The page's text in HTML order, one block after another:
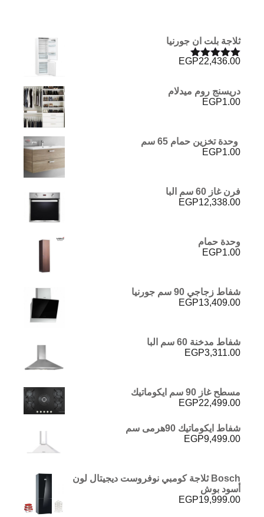
ثلاجة بلت ان جورنيا
تم التقييم EGP22,436.00
دريسنج روم ميدلام
EGP1.00
وحدة تخزين حمام 65 سم
EGP1.00
فرن غاز 60 سم البا
EGP12,338.00
وحدة حمام
EGP1.00
شفاط زجاجي 90 سم جورنيا
EGP13,409.00
شفاط مدخنة 60 سم البا
EGP3,311.00
مسطح غاز 90 سم ايكوماتيك
EGP22,499.00
شفاط ايكوماتيك 90هرمى سم
EGP9,499.00
Bosch ثلاجة كومبي نوفروست ديجيتال لون
أسود بوش
EGP19,999.00